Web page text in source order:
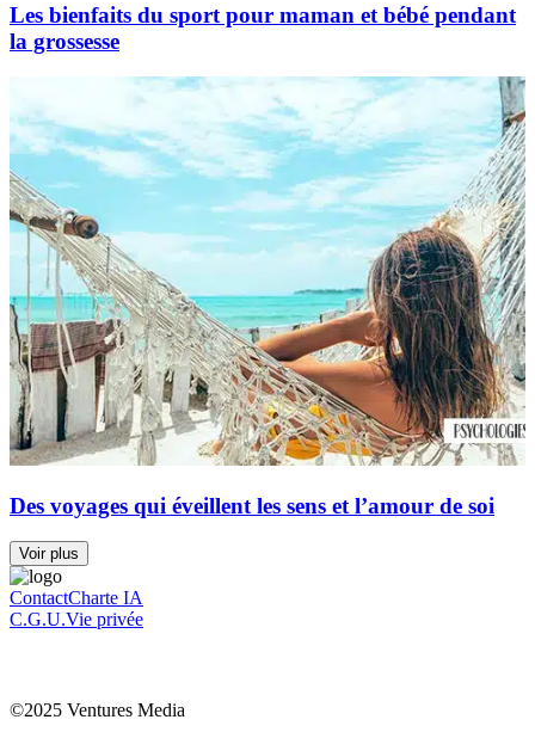
Les bienfaits du sport pour maman et bébé pendant
la grossesse
Des voyages qui éveillent les sens et l’amour de soi
Voir plus
ContactCharte IA
C.G.U.Vie privée
©2025 Ventures Media